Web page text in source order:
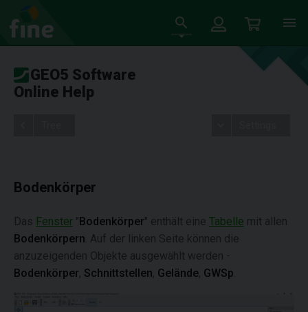
GEO5 Software
Online Help
Bodenkörper
Das Fenster "Bodenkörper" enthält eine Tabelle mit allen
Bodenkörpern . Auf der linken Seite können die
anzuzeigenden Objekte ausgewählt werden -
Bodenkörper, Schnittstellen, Gelände, GWSp